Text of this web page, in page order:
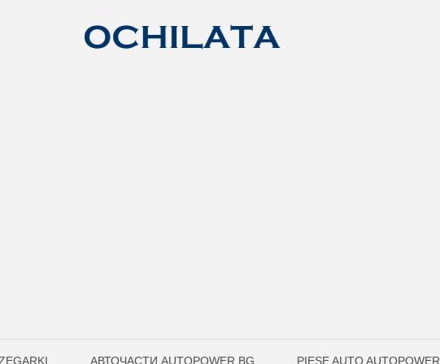
АВТОЧАСТИ AUTOPOWER.BG PIESE AUTO AUTOPOWER